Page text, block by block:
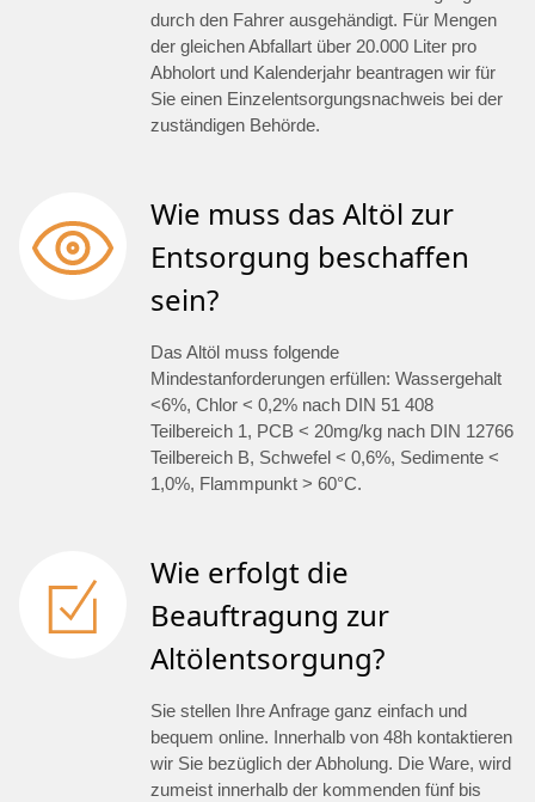
durch den Fahrer ausgehändigt. Für Mengen
der gleichen Abfallart über 20.000 Liter pro
Abholort und Kalenderjahr beantragen wir für
Sie einen Einzelentsorgungsnachweis bei der
zuständigen Behörde.
Wie muss das Altöl zur
Entsorgung beschaffen
sein?
Das Altöl muss folgende
Mindestanforderungen erfüllen: Wassergehalt
<6%, Chlor < 0,2% nach DIN 51 408
Teilbereich 1, PCB < 20mg/kg nach DIN 12766
Teilbereich B, Schwefel < 0,6%, Sedimente <
1,0%, Flammpunkt > 60°C.
Wie erfolgt die
Beauftragung zur
Altölentsorgung?
Sie stellen Ihre Anfrage ganz einfach und
bequem online. Innerhalb von 48h kontaktieren
wir Sie bezüglich der Abholung. Die Ware, wird
zumeist innerhalb der kommenden fünf bis